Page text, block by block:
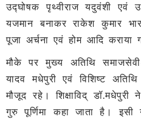
उद्घोषक पृथ्वीराज यदुवंशी एवं
यजमान बनाकर राकेश कुमार
पूजा अर्चना एवं होम आदि कराया
मौके पर मुख्य अतिथि समाजसेवी-
यादव मधेपुरी एवं विशिष्ट
मौजूद रहे। शिक्षाविद्
गुरु पूर्णिमा कहा जाता है। इसी